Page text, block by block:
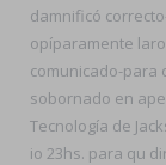
damnificó
opíparamente
comunicado-para
sobornado en
Tecnología de
io 23hs. ‎para qu